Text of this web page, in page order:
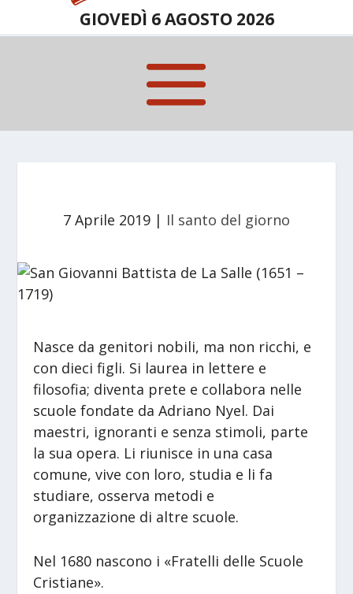
GIOVEDÌ 6 AGOSTO 2026
7 Aprile 2019 | Il santo del giorno
Nasce da genitori nobili, ma non ricchi, e
con dieci figli. Si laurea in lettere e
filosofia; diventa prete e collabora nelle
scuole fondate da Adriano Nyel. Dai
maestri, ignoranti e senza stimoli, parte
la sua opera. Li riunisce in una casa
comune, vive con loro, studia e li fa
studiare, osserva metodi e
organizzazione di altre scuole.
Nel 1680 nascono i «Fratelli delle Scuole
Cristiane».